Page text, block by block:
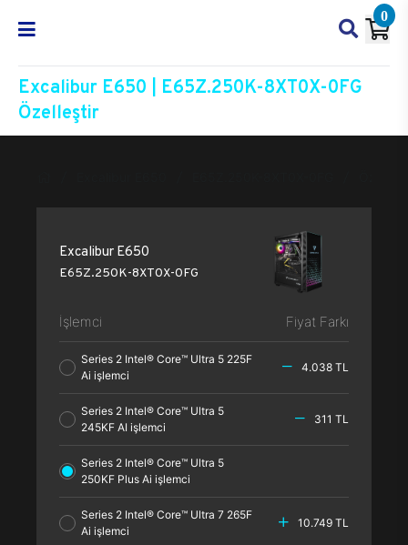
0
Excalibur E650 | E65Z.250K-8XT0X-0FG
Özelleştir
Excalibur E650
E65Z.250K-8XT0X-0FG
İşlemci Fiyat Farkı
Series 2 Intel® Core™ Ultra 5 225F
Ai işlemci
4.038 TL
Series 2 Intel® Core™ Ultra 5
245KF AI işlemci
311 TL
Series 2 Intel® Core™ Ultra 5
250KF Plus Ai işlemci
Series 2 Intel® Core™ Ultra 7 265F
Ai işlemci
10.749 TL